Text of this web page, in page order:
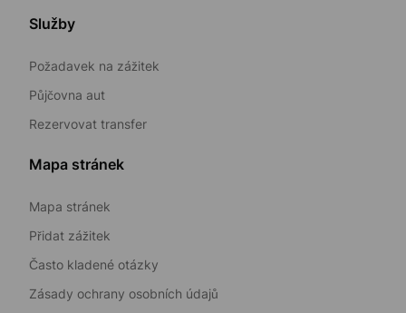
Služby
Požadavek na zážitek
Půjčovna aut
Rezervovat transfer
Mapa stránek
Mapa stránek
Přidat zážitek
Často kladené otázky
Zásady ochrany osobních údajů